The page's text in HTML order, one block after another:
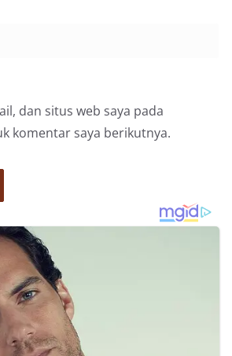
dan situs web saya pada
komentar saya berikutnya.